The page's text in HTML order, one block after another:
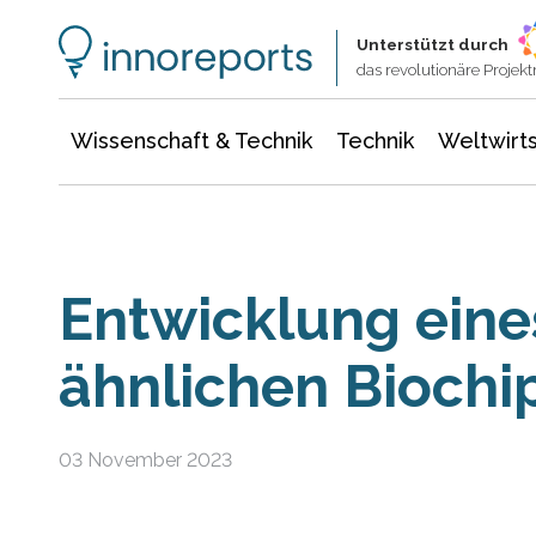
Unterstützt durch
das revolutionäre
Wissenschaft & Technik Technik
Entwicklung
ähnlichen
03 November 2023